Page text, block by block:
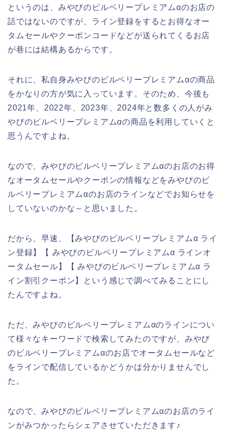
というのは、みやびのビルベリープレミアムαのお店の
話ではないのですが、ライン登録をするとお得なオー
タムセールやクーポンコードなどが送られてくるお店
が巷には結構あるからです。
それに、私自身みやびのビルベリープレミアムαの商品
をかなりの方が気に入っています。そのため、今後も
2021年、2022年、2023年、2024年と数多くの人がみ
やびのビルベリープレミアムαの商品を利用していくと
思うんですよね。
なので、みやびのビルベリープレミアムαのお店のお得
なオータムセールやクーポンの情報などをみやびのビ
ルベリープレミアムαのお店のラインなどでお知らせを
していないのかな～と思いました。
だから、早速、【みやびのビルベリープレミアムα ライ
ン登録】【 みやびのビルベリープレミアムα ラインオ
ータムセール】【 みやびのビルベリープレミアムα ラ
イン割引クーポン】という感じで調べてみることにし
たんですよね。
ただ、みやびのビルベリープレミアムαのラインについ
て様々なキーワードで検索してみたのですが、みやび
のビルベリープレミアムαのお店でオータムセールなど
をラインで配信しているかどうかは分かりませんでし
た。
なので、みやびのビルベリープレミアムαのお店のライ
ンがみつかったらシェアさせていただきます♪